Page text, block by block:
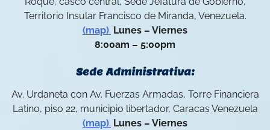
Territorio Insular Francisco de Miranda, Venezuela.
(map). Lunes – Viernes
8:00am – 5:00pm
Sede Administrativa:
Av. Urdaneta con Av. Fuerzas Armadas, Torre Financiera
Latino, piso 22, municipio libertador, Caracas Venezuela
(map). Lunes – Viernes